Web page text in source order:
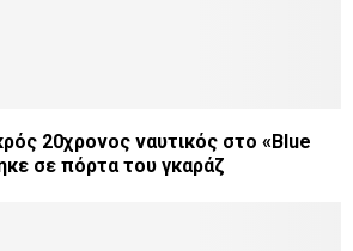
20χρονος ναυτικός στο «Blue
σε πόρτα του γκαράζ